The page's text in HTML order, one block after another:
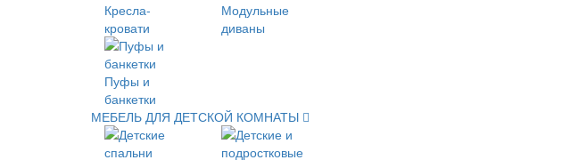
Кресла-
кровати
Модульные
диваны
Пуфы и
банкетки
МЕБЕЛЬ ДЛЯ ДЕТСКОЙ КОМНАТЫ